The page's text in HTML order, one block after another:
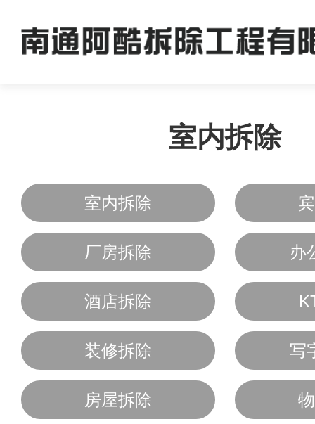
室内拆除
室内拆除
厂房拆除 办
酒店拆除
装修拆除 写
房屋拆除